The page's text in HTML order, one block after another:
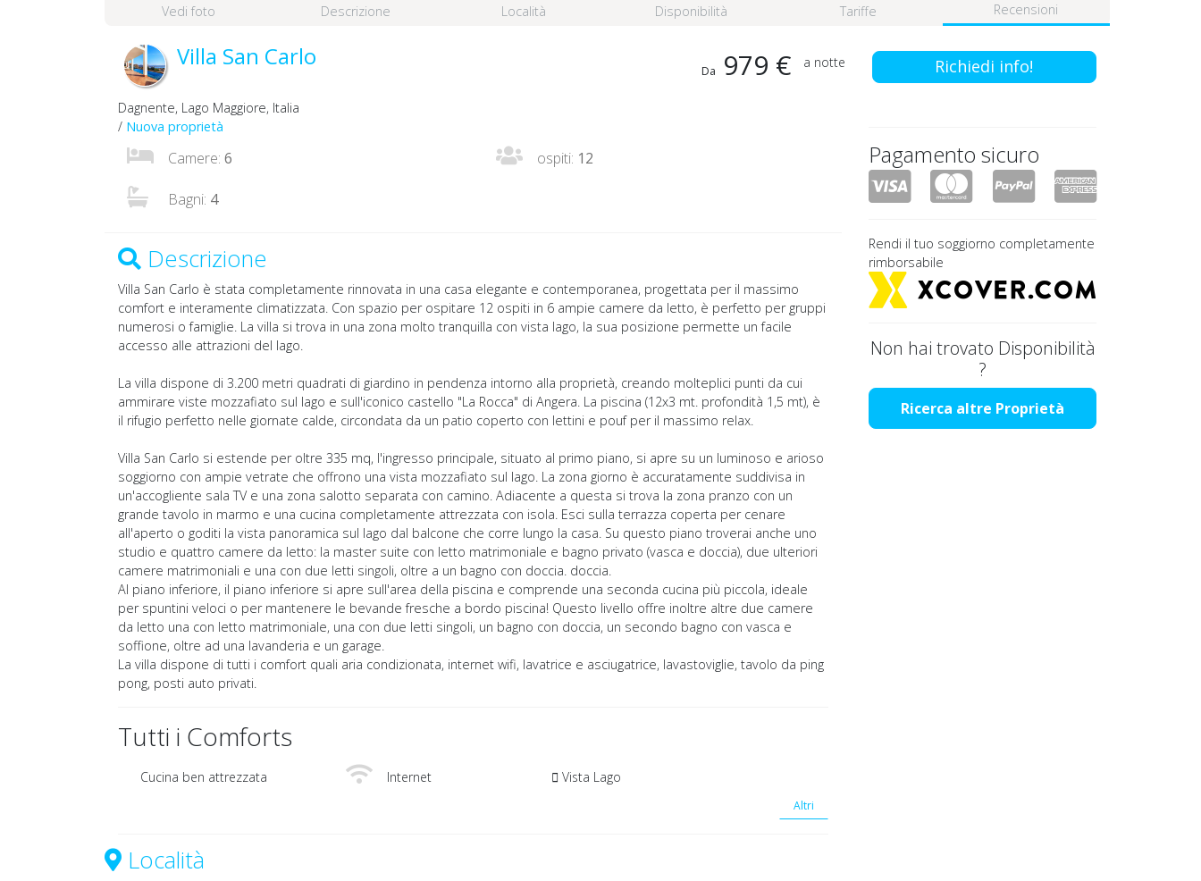
Vedi foto Descrizione Località Disponibilità Tariffe Recensioni
Villa San Carlo
Da 979 € a notte Richiedi info!
Dagnente, Lago Maggiore, Italia
/ Nuova proprietà
Camere: 6 ospiti: 12
Bagni: 4
Descrizione
Villa San Carlo è stata completamente rinnovata in una casa elegante e contemporanea, progettata per il massimo
comfort e interamente climatizzata. Con spazio per ospitare 12 ospiti in 6 ampie camere da letto, è perfetto per gruppi
numerosi o famiglie. La villa si trova in una zona molto tranquilla con vista lago, la sua posizione permette un facile
accesso alle attrazioni del lago.
La villa dispone di 3.200 metri quadrati di giardino in pendenza intorno alla proprietà, creando molteplici punti da cui
ammirare viste mozzafiato sul lago e sull'iconico castello "La Rocca" di Angera. La piscina (12x3 mt. profondità 1,5 mt), è
il rifugio perfetto nelle giornate calde, circondata da un patio coperto con lettini e pouf per il massimo relax.
Villa San Carlo si estende per oltre 335 mq, l'ingresso principale, situato al primo piano, si apre su un luminoso e arioso
soggiorno con ampie vetrate che offrono una vista mozzafiato sul lago. La zona giorno è accuratamente suddivisa in
un'accogliente sala TV e una zona salotto separata con camino. Adiacente a questa si trova la zona pranzo con un
grande tavolo in marmo e una cucina completamente attrezzata con isola. Esci sulla terrazza coperta per cenare
all'aperto o goditi la vista panoramica sul lago dal balcone che corre lungo la casa. Su questo piano troverai anche uno
studio e quattro camere da letto: la master suite con letto matrimoniale e bagno privato (vasca e doccia), due ulteriori
camere matrimoniali e una con due letti singoli, oltre a un bagno con doccia. doccia.
Al piano inferiore, il piano inferiore si apre sull'area della piscina e comprende una seconda cucina più piccola, ideale
per spuntini veloci o per mantenere le bevande fresche a bordo piscina! Questo livello offre inoltre altre due camere
da letto una con letto matrimoniale, una con due letti singoli, un bagno con doccia, un secondo bagno con vasca e
soffione, oltre ad una lavanderia e un garage.
La villa dispone di tutti i comfort quali aria condizionata, internet wifi, lavatrice e asciugatrice, lavastoviglie, tavolo da ping
pong, posti auto privati.
Tutti i Comforts
Cucina ben attrezzata Internet Vista Lago
Altri
Pagamento sicuro
Rendi il tuo soggiorno completamente
rimborsabile
Non hai trovato Disponibilità
?
Ricerca altre Proprietà
Località